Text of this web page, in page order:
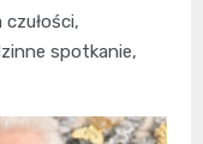
spotkanie,